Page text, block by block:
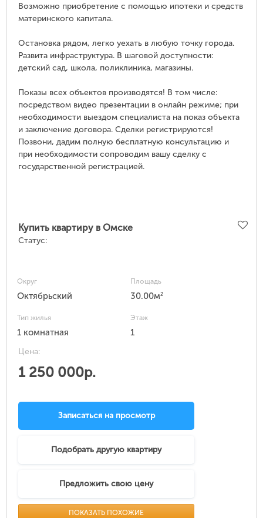
Возможно приобретение с помощью ипотеки и средств
материнского капитала.
Остановка рядом, легко уехать в любую точку города.
Развита инфраструктура. В шаговой доступности:
детский сад, школа, поликлиника, магазины.
Показы всех объектов производятся! В том числе:
посредством видео презентации в онлайн режиме; при
необходимости выездом специалиста на показ объекта
и заключение договора. Сделки регистрируются!
Позвони, дадим полную бесплатную консультацию и
при необходимости сопроводим вашу сделку с
государственной регистрацией.
Купить квартиру в Омске
Статус:
Округ
Октябрьский
Площадь
30.00м2
Тип жилья
1 комнатная
Этаж
1
Цена:
1 250 000р.
Записаться на просмотр
Подобрать другую квартиру
Предложить свою цену
ПОКАЗАТЬ ПОХОЖИЕ